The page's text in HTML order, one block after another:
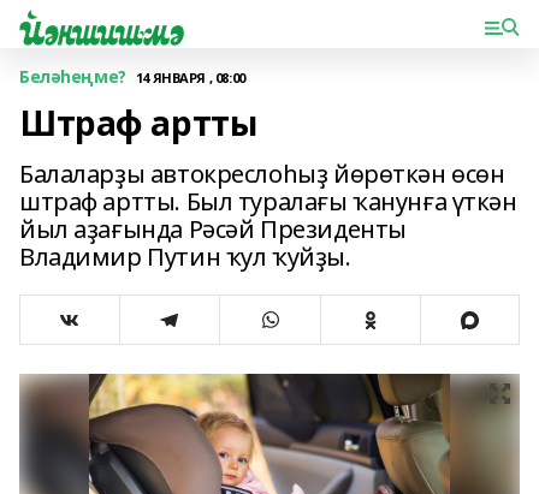
Беләһеңме? 14 ЯНВАРЯ , 08:00
Штраф артты
Балаларҙы автокреслоһыҙ йөрөткән өсөн
штраф артты. Был туралағы ҡанунға үткән
йыл аҙағында Рәсәй Президенты
Владимир Путин ҡул ҡуйҙы.